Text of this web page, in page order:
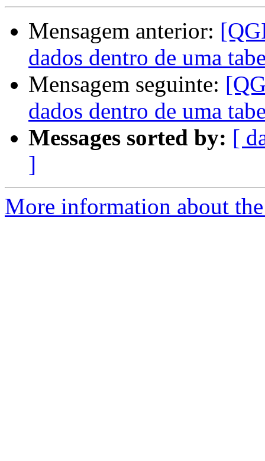
Mensagem anterior:
dados dentro de uma
Mensagem seguinte:
dados dentro de uma
Messages sorted by: [
]
More information about